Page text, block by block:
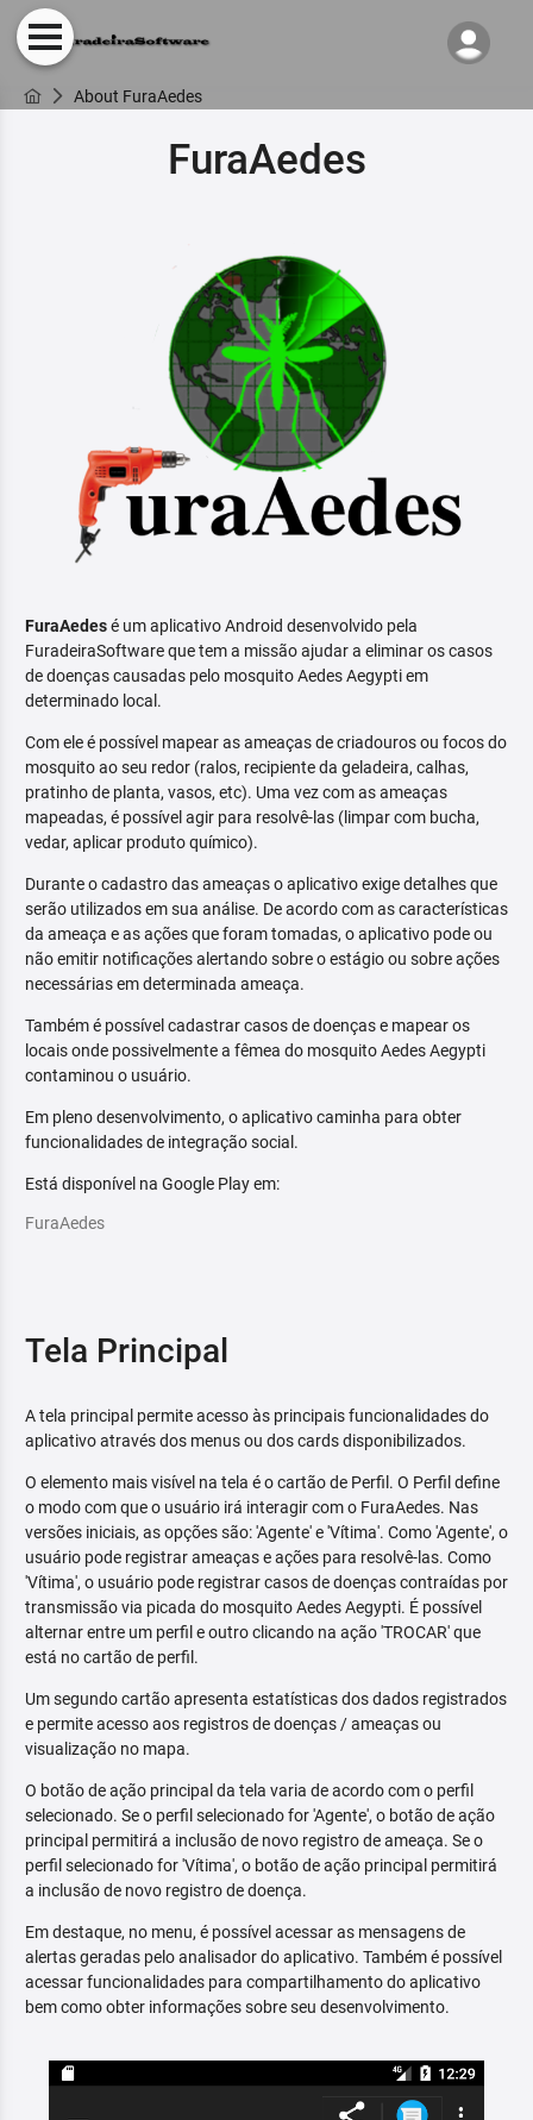
About FuraAedes
FuraAedes
FuraAedesé um aplicativo Android desenvolvido pela
FuradeiraSoftware que tem a missão ajudar a eliminar os casos
de doenças causadas pelo mosquito Aedes Aegypti em
determinado local.
Com ele é possível mapear as ameaças de criadouros ou focos do
mosquito ao seu redor (ralos, recipiente da geladeira, calhas,
pratinho de planta, vasos, etc). Uma vez com as ameaças
mapeadas, é possível agir para resolvê-las (limpar com bucha,
vedar, aplicar produto químico).
Durante o cadastro das ameaças o aplicativo exige detalhes que
serão utilizados em sua análise. De acordo com as características
da ameaça e as ações que foram tomadas, o aplicativo pode ou
não emitir notificações alertando sobre o estágio ou sobre ações
necessárias em determinada ameaça.
Também é possível cadastrar casos de doenças e mapear os
locais onde possivelmente a fêmea do mosquito Aedes Aegypti
contaminou o usuário.
Em pleno desenvolvimento, o aplicativo caminha para obter
funcionalidades de integração social.
Está disponível na Google Play em:
FuraAedes
Tela Principal
A tela principal permite acesso às principais funcionalidades do
aplicativo através dos menus ou dos cards disponibilizados.
O elemento mais visível na tela é o cartão de Perfil. O Perfil define
o modo com que o usuário irá interagir com o FuraAedes. Nas
versões iniciais, as opções são: 'Agente' e 'Vítima'. Como 'Agente', o
usuário pode registrar ameaças e ações para resolvê-las. Como
'Vítima', o usuário pode registrar casos de doenças contraídas por
transmissão via picada do mosquito Aedes Aegypti. É possível
alternar entre um perfil e outro clicando na ação 'TROCAR' que
está no cartão de perfil.
Um segundo cartão apresenta estatísticas dos dados registrados
e permite acesso aos registros de doenças / ameaças ou
visualização no mapa.
O botão de ação principal da tela varia de acordo com o perfil
selecionado. Se o perfil selecionado for 'Agente', o botão de ação
principal permitirá a inclusão de novo registro de ameaça. Se o
perfil selecionado for 'Vítima', o botão de ação principal permitirá
a inclusão de novo registro de doença.
Em destaque, no menu, é possível acessar as mensagens de
alertas geradas pelo analisador do aplicativo. Também é possível
acessar funcionalidades para compartilhamento do aplicativo
bem como obter informações sobre seu desenvolvimento.